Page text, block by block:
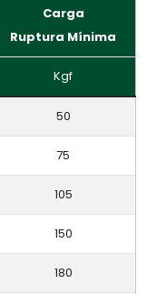
Carga
Ruptura Mínima
Kgf
50
75
105
150
180